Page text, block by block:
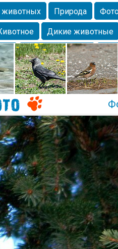
Природа
Дикие животные
Млекопитающие
Портрет
Домашние
Дикие птицы Утка